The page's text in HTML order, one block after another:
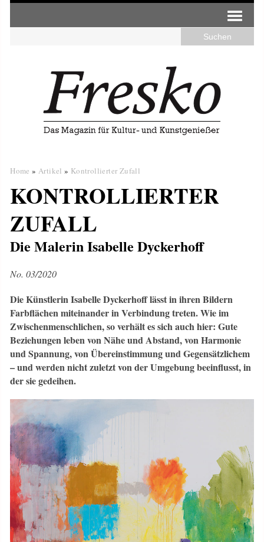
Home » Artikel » Kontrollierter Zufall
KONTROLLIERTER
ZUFALL
Die Malerin Isabelle Dyckerhoff
No. 03/2020
Die Künstlerin Isabelle Dyckerhoff lässt in ihren Bildern
Farbflächen miteinander in Verbindung treten. Wie im
Zwischenmenschlichen, so verhält es sich auch hier: Gute
Beziehungen leben von Nähe und Abstand, von Harmonie
und Spannung, von Übereinstimmung und Gegensätzlichem
– und werden nicht zuletzt von der Umgebung beeinflusst, in
der sie gedeihen.